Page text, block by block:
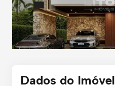
Dados do Imóvel